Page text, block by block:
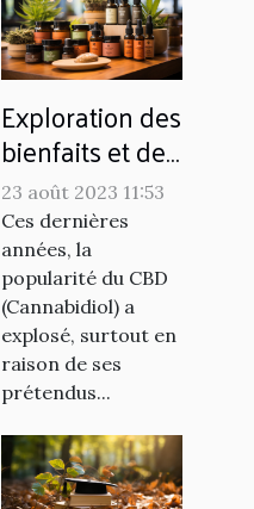
Exploration des
bienfaits et des
utilisations du
CBD
23 août 2023 11:53
Ces dernières
années, la
popularité du CBD
(Cannabidiol) a
explosé, surtout en
raison de ses
prétendus...